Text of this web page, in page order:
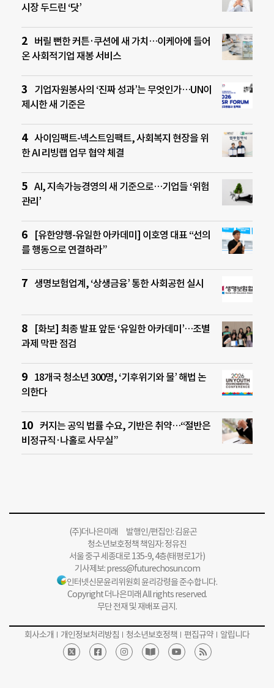
시장 두드린 ‘닷’
버릴 뻔한 커튼·쿠션에 새 가치…이케아에 들어
온 사회적기업 재봉 서비스
기업자원봉사의 ‘진짜 성과’는 무엇인가…UN이
제시한 새 기준은
사이임팩트-넥스트임팩트, 사회복지 현장을 위
한 AI 리빙랩 업무 협약 체결
AI, 지속가능경영의 새 기준으로…기업들 ‘위험
관리’
[유한양행-유일한 아카데미] 이호영 대표 “선의
를 행동으로 연결하라”
생명보험업계, ‘상생금융’ 통한 사회공헌 실시
[화보] 최종 발표 앞둔 ‘유일한 아카데미’…조별
과제 막판 점검
18개국 청소년 300명, ‘기후위기와 물’ 해법 논
의한다
커지는 공익 법률 수요, 기반은 취약…“절반은
비정규직·나홀로 사무실”
(주)더나은미래 발행인/편집인: 김윤곤
청소년보호정책 책임자: 정유진
서울 중구 세종대로 135-9, 4층(태평로1가)
기사제보:press@futurechosun.com
인터넷신문윤리위원회 윤리강령을 준수합니다.
Copyright 더나은미래 All rights reserved.
무단 전재 및 재배포 금지.
회사소개 개인정보처리방침 청소년보호정책 편집규약 알립니다